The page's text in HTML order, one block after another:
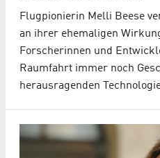
Flugpionierin Melli Beese
an ihrer ehemaligen
Forscherinnen und
Raumfahrt immer noch
herausragenden